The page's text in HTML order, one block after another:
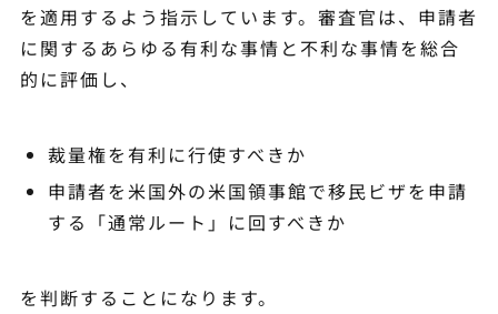
を適用するよう指示しています。審査官は、申請者
に関するあらゆる有利な事情と不利な事情を総合
的に評価し、
裁量権を有利に行使すべきか
申請者を米国外の米国領事館で移民ビザを申請
する「通常ルート」に回すべきか
を判断することになります。